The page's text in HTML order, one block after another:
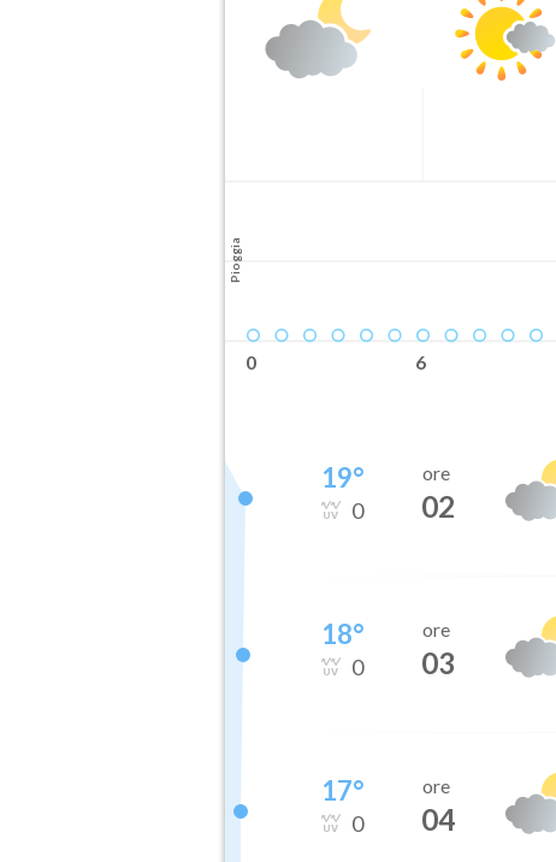
Pioggia
0 6
19°
0
ore
02
18°
0
ore
03
17°
0
ore
04